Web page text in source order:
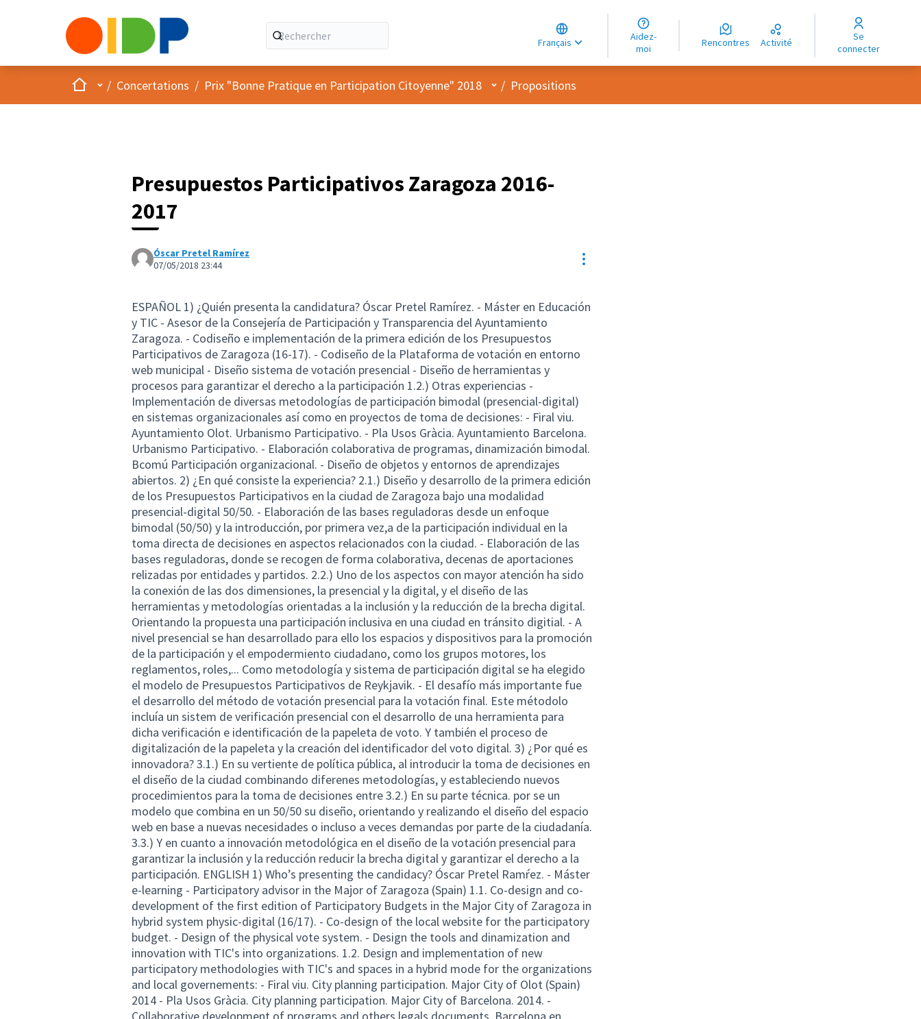
Français
Choose language
Choisir la langue
Elegir el idioma
Aidez-
moi
Rencontres Activité
Se
connecter
AccueilMenu principal
/ Concertations / Prix "Bonne Pratique en Participation Citoyenne" 2018 Menu utilisateur
/ Propositions
Presupuestos Participativos Zaragoza 2016-
2017
Óscar Pretel Ramírez
07/05/2018 23:44
Resource controls
ESPAÑOL 1) ¿Quién presenta la candidatura? Óscar Pretel Ramírez. - Máster en Educación
y TIC - Asesor de la Consejería de Participación y Transparencia del Ayuntamiento
Zaragoza. - Codiseño e implementación de la primera edición de los Presupuestos
Participativos de Zaragoza (16-17). - Codiseño de la Plataforma de votación en entorno
web municipal - Diseño sistema de votación presencial - Diseño de herramientas y
procesos para garantizar el derecho a la participación 1.2.) Otras experiencias -
Implementación de diversas metodologías de participación bimodal (presencial-digital)
en sistemas organizacionales así como en proyectos de toma de decisiones: - Firal viu.
Ayuntamiento Olot. Urbanismo Participativo. - Pla Usos Gràcia. Ayuntamiento Barcelona.
Urbanismo Participativo. - Elaboración colaborativa de programas, dinamización bimodal.
Bcomú Participación organizacional. - Diseño de objetos y entornos de aprendizajes
abiertos. 2) ¿En qué consiste la experiencia? 2.1.) Diseño y desarrollo de la primera edición
de los Presupuestos Participativos en la ciudad de Zaragoza bajo una modalidad
presencial-digital 50/50. - Elaboración de las bases reguladoras desde un enfoque
bimodal (50/50) y la introducción, por primera vez,a de la participación individual en la
toma directa de decisiones en aspectos relacionados con la ciudad. - Elaboración de las
bases reguladoras, donde se recogen de forma colaborativa, decenas de aportaciones
relizadas por entidades y partidos. 2.2.) Uno de los aspectos con mayor atención ha sido
la conexión de las dos dimensiones, la presencial y la digital, y el diseño de las
herramientas y metodologías orientadas a la inclusión y la reducción de la brecha digital.
Orientando la propuesta una participación inclusiva en una ciudad en tránsito digitial. - A
nivel presencial se han desarrollado para ello los espacios y dispositivos para la promoción
de la participación y el empodermiento ciudadano, como los grupos motores, los
reglamentos, roles,... Como metodología y sistema de participación digital se ha elegido
el modelo de Presupuestos Participativos de Reykjavik. - El desafío más importante fue
el desarrollo del método de votación presencial para la votación final. Este métodolo
incluía un sistem de verificación presencial con el desarrollo de una herramienta para
dicha verificación e identificación de la papeleta de voto. Y también el proceso de
digitalización de la papeleta y la creación del identificador del voto digital. 3) ¿Por qué es
innovadora? 3.1.) En su vertiente de política pública, al introducir la toma de decisiones en
el diseño de la ciudad combinando diferenes metodologías, y estableciendo nuevos
procedimientos para la toma de decisiones entre 3.2.) En su parte técnica. por se un
modelo que combina en un 50/50 su diseño, orientando y realizando el diseño del espacio
web en base a nuevas necesidades o incluso a veces demandas por parte de la ciudadanía.
3.3.) Y en cuanto a innovación metodológica en el diseño de la votación presencial para
garantizar la inclusión y la reducción reducir la brecha digital y garantizar el derecho a la
participación. ENGLISH 1) Who’s presenting the candidacy? Óscar Pretel Ramŕez. - Máster
e-learning - Participatory advisor in the Major of Zaragoza (Spain) 1.1. Co-design and co-
development of the first edition of Participatory Budgets in the Major City of Zaragoza in
hybrid system physic-digital (16/17). - Co-design of the local website for the participatory
budget. - Design of the physical vote system. - Design the tools and dinamization and
innovation with TIC's into organizations. 1.2. Design and implementation of new
participatory methodologies with TIC's and spaces in a hybrid mode for the organizations
and local governements: - Firal viu. City planning participation. Major City of Olot (Spain)
2014 - Pla Usos Gràcia. City planning participation. Major City of Barcelona. 2014. -